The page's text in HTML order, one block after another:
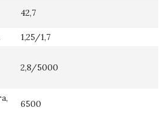
42,7
1,25/1,7
2,8/5000
6500